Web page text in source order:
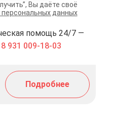
Вы даёте своё
персональных данных
помощь 24/7 —
8 931 009-18-03
Подробнее